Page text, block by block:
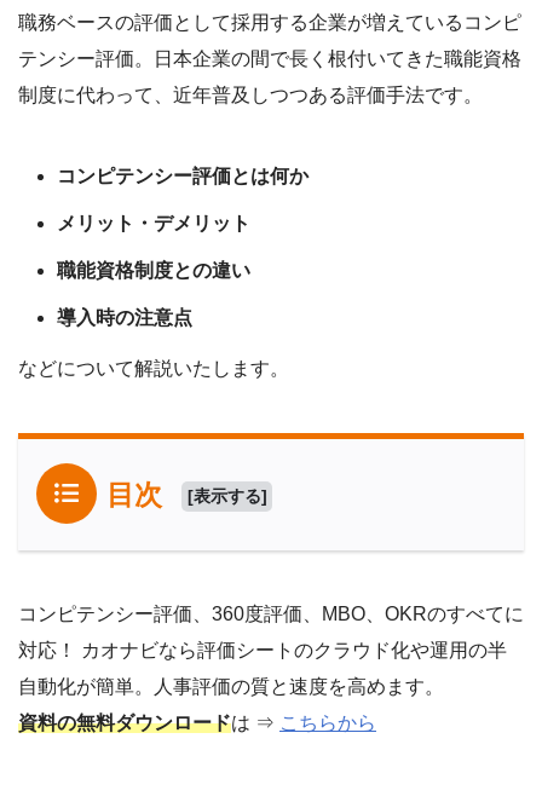
職務ベースの評価として採用する企業が増えているコンピ
テンシー評価。日本企業の間で長く根付いてきた職能資格
制度に代わって、近年普及しつつある評価手法です。
コンピテンシー評価とは何か
メリット・デメリット
職能資格制度との違い
導入時の注意点
などについて解説いたします。
目次 [表示する]
コンピテンシー評価、360度評価、MBO、OKRのすべてに
対応！ カオナビなら評価シートのクラウド化や運用の半
自動化が簡単。人事評価の質と速度を高めます。
資料の無料ダウンロードは ⇒ こちらから